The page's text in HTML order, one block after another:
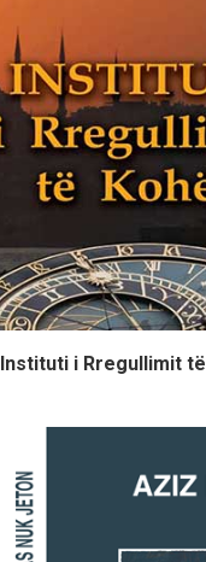
Instituti i Rregullimit